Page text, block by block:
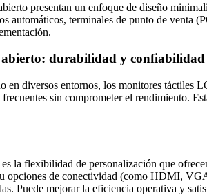
presentan un enfoque de diseño
automáticos, terminales de punto de venta
durabilidad y confiabilidad
en diversos entornos, los monitores
sin comprometer el rendimiento.
la flexibilidad de personalización que
opciones de conectividad (como HDMI,
Puede mejorar la eficiencia operativa y